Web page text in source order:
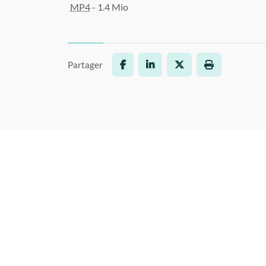
MP4- 1.4 Mio
Partager FacebookLinkedIn
X Imprimer la